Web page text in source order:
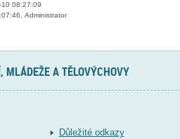
08:27:09
Administrator
A TĚLOVÝCHOVY
Důležité odkazy